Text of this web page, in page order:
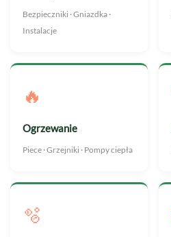
Bezpieczniki · Gniazdka ·
Instalacje
🔥
Ogrzewanie
Piece · Grzejniki · Pompy ciepła
🫧